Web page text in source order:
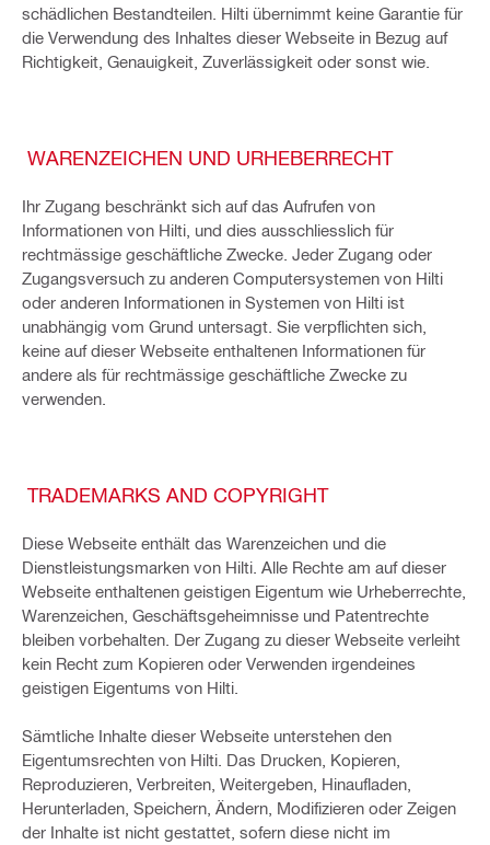
schädlichen Bestandteilen. Hilti übernimmt keine Garantie für
die Verwendung des Inhaltes dieser Webseite in Bezug auf
Richtigkeit, Genauigkeit, Zuverlässigkeit oder sonst wie.
WARENZEICHEN UND URHEBERRECHT
Ihr Zugang beschränkt sich auf das Aufrufen von
Informationen von Hilti, und dies ausschliesslich für
rechtmässige geschäftliche Zwecke. Jeder Zugang oder
Zugangsversuch zu anderen Computersystemen von Hilti
oder anderen Informationen in Systemen von Hilti ist
unabhängig vom Grund untersagt. Sie verpflichten sich,
keine auf dieser Webseite enthaltenen Informationen für
andere als für rechtmässige geschäftliche Zwecke zu
verwenden.
TRADEMARKS AND COPYRIGHT
Diese Webseite enthält das Warenzeichen und die
Dienstleistungsmarken von Hilti. Alle Rechte am auf dieser
Webseite enthaltenen geistigen Eigentum wie Urheberrechte,
Warenzeichen, Geschäftsgeheimnisse und Patentrechte
bleiben vorbehalten. Der Zugang zu dieser Webseite verleiht
kein Recht zum Kopieren oder Verwenden irgendeines
geistigen Eigentums von Hilti.
Sämtliche Inhalte dieser Webseite unterstehen den
Eigentumsrechten von Hilti. Das Drucken, Kopieren,
Reproduzieren, Verbreiten, Weitergeben, Hinaufladen,
Herunterladen, Speichern, Ändern, Modifizieren oder Zeigen
der Inhalte ist nicht gestattet, sofern diese nicht im